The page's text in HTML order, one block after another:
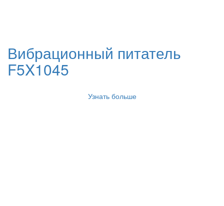
Вибрационный питатель
F5X1045
Узнать больше